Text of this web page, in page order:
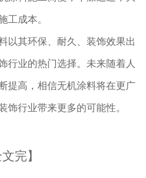
工成本。
以其环保、耐久、装饰效果出
行业的热门选择。未来随着人
提高，相信无机涂料将在更广
饰行业带来更多的可能性。
文完】